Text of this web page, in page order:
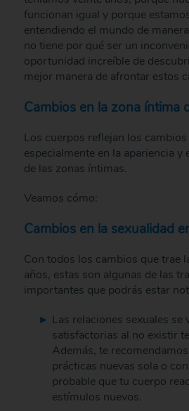
funcionan igual y porque
entendiendo el mundo de
no tiene por qué ser un
oportunidad increíble de
mejor manera de afrontar estos
Cambios en la zona íntima
Los cuerpos reflejan los
especialmente en la apariencia
de las zonas íntimas.
Veamos cómo:
Cambios en la sexualidad
Con todos los cambios que trae
años, estas son algunas de las
importantes que podrás estar
Las relaciones sexuales se
satisfactorias al no existir
Además, te
prácticas nuevas sola o
probable que tu cuerpo
estímulos nuevos.